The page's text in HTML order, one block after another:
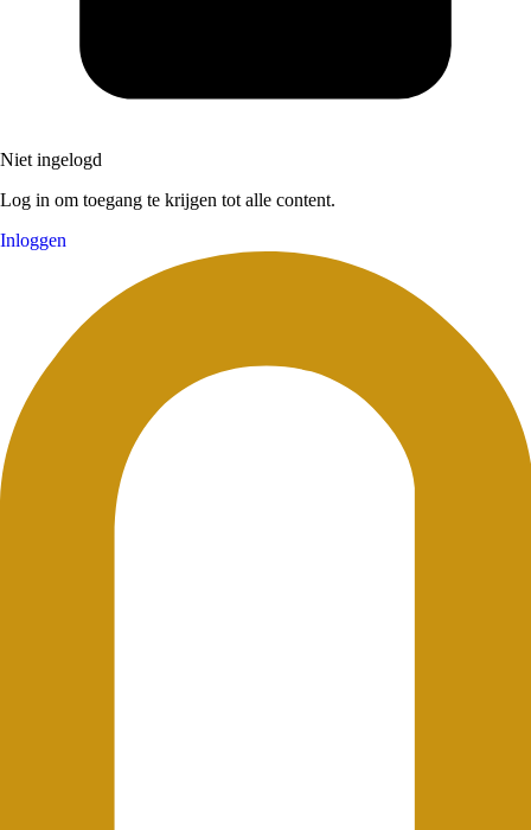
Niet ingelogd
Log in om toegang te krijgen tot alle content.
Inloggen